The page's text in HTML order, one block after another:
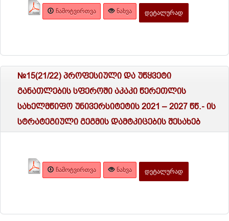
ᲩᲐᲛᲝᲢᲕᲘᲠᲗᲕᲐ ᲜᲐᲮᲕᲐ ᲓᲔᲢᲐᲚᲣᲠᲐᲓ
№15(21/22) პროფესიული და უწყვეტი
განათლების სფეროში აკაკი წერეთლის
სახელმწიფო უნივერსიტეტის 2021 – 2027 წწ.- ის
სტრატეგიული გეგმის დამტკიცების შესახებ
ᲩᲐᲛᲝᲢᲕᲘᲠᲗᲕᲐ ᲜᲐᲮᲕᲐ ᲓᲔᲢᲐᲚᲣᲠᲐᲓ